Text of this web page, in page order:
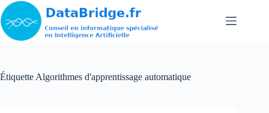
Passer
au
contenu
Étiquette Algorithmes d'apprentissage automatique